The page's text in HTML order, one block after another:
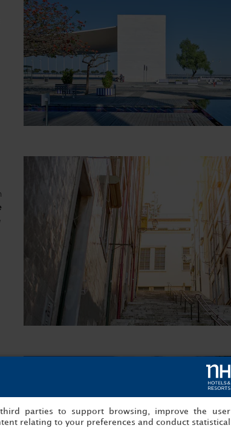
parties to support browsing, improve the user
relating to your preferences and conduct statistical